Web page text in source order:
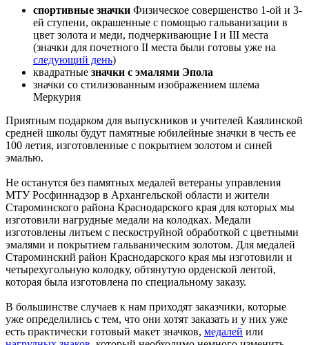
спортивные значки Физическое совершенство 1-ой и 3-
ей ступени, окрашенные с помощью гальванизации в
цвет золота и меди, подчеркивающие I и III места
(значки для почетного II места были готовы уже на
следующий день)
квадратные значки с эмалями Эпола
значки со стилизованным изображением шлема
Меркурия
Приятным подарком для выпускников и учителей Каялинской
средней школы будут памятные юбилейные значки в честь ее
100 летия, изготовленные с покрытием золотом и синей
эмалью.
Не останутся без памятных медалей ветераны управления
МТУ Росфиннадзор в Архангельской области и жители
Староминского района Краснодарского края для которых мы
изготовили нагрудные медали на колодках. Медали
изготовлены литьем с пескоструйной обработкой с цветными
эмалями и покрытием гальваническим золотом. Для медалей
Староминский район Краснодарского края мы изготовили и
четырехугольную колодку, обтянутую орденской лентой,
которая была изготовлена по специальному заказу.
В большинстве случаев к нам приходят заказчики, которые
уже определились с тем, что они хотят заказать и у них уже
есть практически готовый макет значков, медалей или